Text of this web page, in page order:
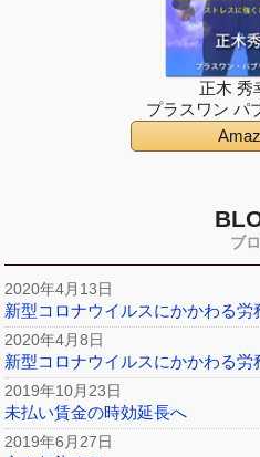
正木 秀
プラスワン パ
ブ
2020年4月13日
新型コロナウイルスにかかわる
2020年4月8日
新型コロナウイルスにかかわる
2019年10月23日
未払い賃金の時効延長へ
2019年6月27日